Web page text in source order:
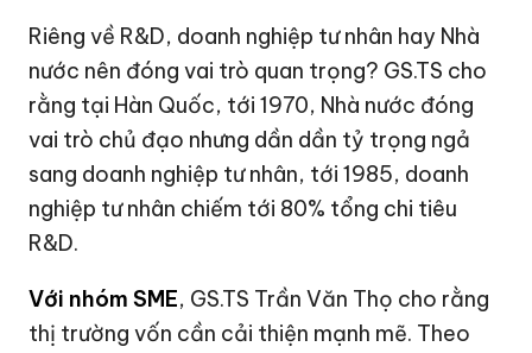
Riêng về R&D, doanh nghiệp tư nhân hay Nhà
nước nên đóng vai trò quan trọng? GS.TS cho
rằng tại Hàn Quốc, tới 1970, Nhà nước đóng
vai trò chủ đạo nhưng dần dần tỷ trọng ngả
sang doanh nghiệp tư nhân, tới 1985, doanh
nghiệp tư nhân chiếm tới 80% tổng chi tiêu
R&D.
Với nhóm SME, GS.TS Trần Văn Thọ cho rằng
thị trường vốn cần cải thiện mạnh mẽ. Theo